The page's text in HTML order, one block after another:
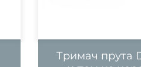
Тримач прута